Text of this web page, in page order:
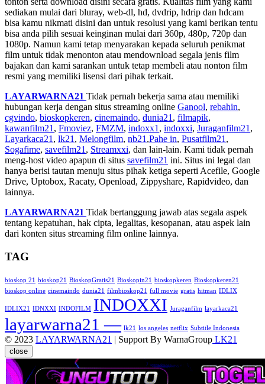
sediakan mulai dari bluray, web-dl, hd, dvdrip, hdrip dan hdcam
bisa kamu nikmati disini dan untuk resolusi yang kami berikan tentu
bisa anda pilih sesuai keinginan mulai dari 360p, 480p, 720p dan
1080p. Namun kami tetap menyarakan kepada seluruh penikmat
film untuk tidak menonton atau mendownload segala jenis film
bajakan dan kami sarankan untuk tetap membeli atau nonton film
resmi yang memiliki lisensi dari pihak terkait.
LAYARWARNA21 Tidak pernah bekerja sama atau memiliki
hubungan kerja dengan situs streaming online Ganool, rebahin,
cgvindo, bioskopkeren, cinemaindo, dunia21 , filmapik,
kawanfilm21 , Fmoviez, FMZM, indoxx1 , indoxxi, Juraganfilm21 ,
Layarkaca21 , lk21 , Melongfilm, nb21 ,Pahe in, Pusatfilm21 ,
Sogafime, savefilm21 , Streamxxi, dan lain-lain. Kami tidak pernah
meng-host video apapun di situs savefilm21 ini. Situs ini legal dan
hanya berisi tautan menuju situs pihak ketiga seperti Acefile, Google
Drive, Uptobox, Racaty, Openload, Zippyshare, Rapidvideo, dan
lainnya.
LAYARWARNA21 Tidak bertanggung jawab atas segala aspek
tentang kepatuhan, hak cipta, legalitas, kesopanan, atau aspek lain
dari konten situs streaming film online lainnya.
TAG
bioskop 21 bioskop21 BioskopGratis21 Bioskopin21 bioskopkeren Bioskopkeren21
bioskop online cinemaindo dunia21 filmbioskop21 full movie gratis hitman IDLIX
IDLIX21 IDNXXI INDOFILM INDOXXI Juraganfilm layarkaca21
layarwarna21 — lk21 los angeles netflix Subtitle Indonesia
© 2023 LAYARWARNA21 | Support By WarnaGroup LK21
close